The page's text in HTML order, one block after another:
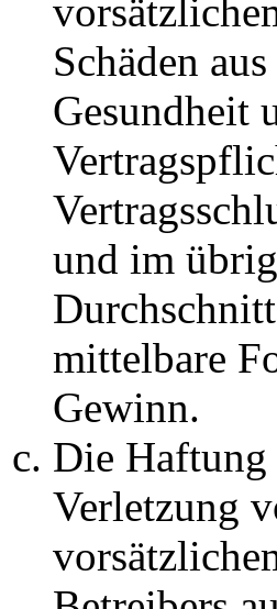
Schäden
Gesundheit
und im
mittelbare
Gewinn.
Die Haftung
Verletzung